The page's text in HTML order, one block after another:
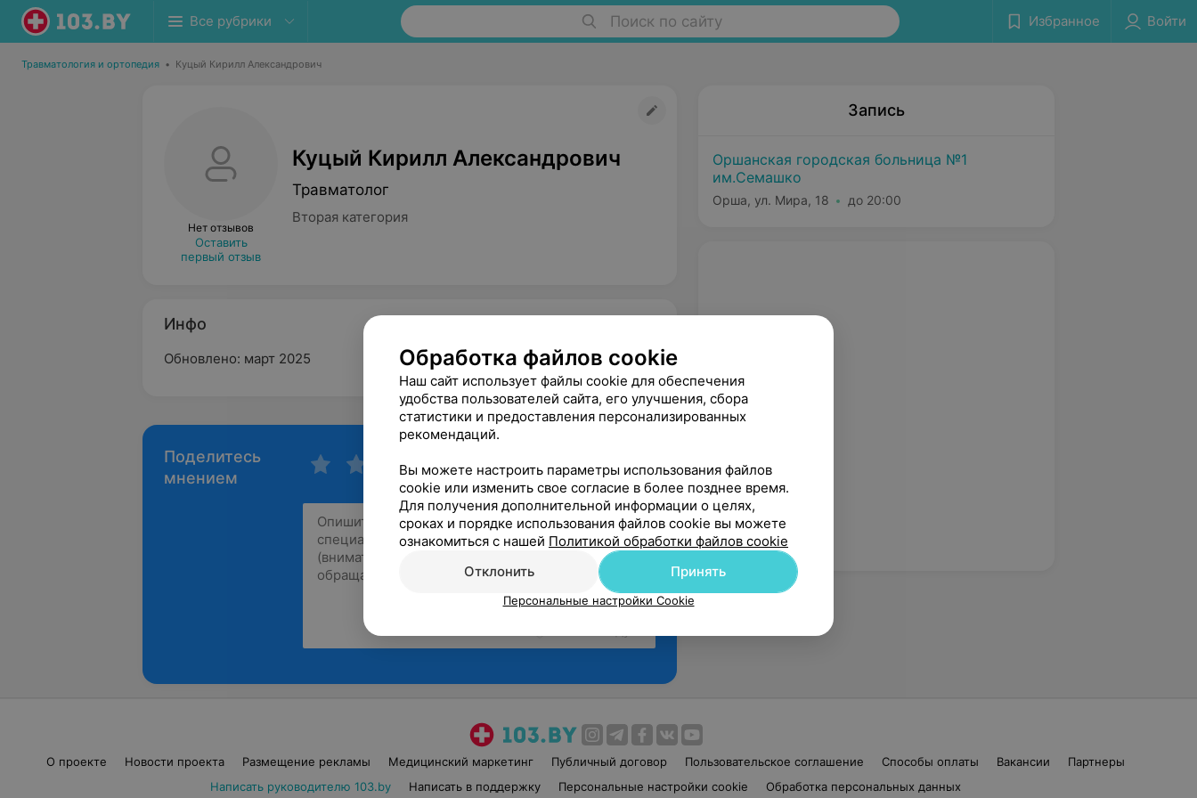
Все рубрики Поиск по сайту Избранное Войти
Травматология и ортопедия • Куцый Кирилл Александрович
Нет отзывов
Оставить
первый отзыв
Куцый Кирилл Александрович
Травматолог
Вторая категория
Инфо
Обновлено: март 2025
Поделитесь
мнением
Запись
Оршанская городская больница №1
им.Семашко
Орша, ул. Мира, 18 до 20:00
О проекте Новости проекта Размещение рекламы Медицинский маркетинг Публичный договор Пользовательское соглашение Способы оплаты Вакансии
Партнеры
Написать руководителю 103.by
Написать в поддержку Персональные настройки cookie Обработка персональных данных
Обработка файлов cookie
Наш сайт использует файлы cookie для обеспечения
удобства пользователей сайта, его улучшения, сбора
статистики и предоставления персонализированных
рекомендаций.
Вы можете настроить параметры использования файлов
cookie или изменить свое согласие в более позднее время.
Для получения дополнительной информации о целях,
сроках и порядке использования файлов cookie вы можете
ознакомиться с нашей Политикой обработки файлов cookie
Отклонить
Принять
Персональные настройки Cookie